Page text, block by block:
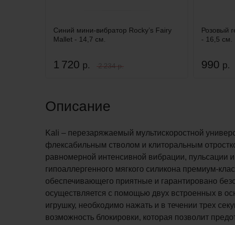
Синий мини-вибратор Rocky’s Fairy
Mallet - 14,7 см.
1 720 р. 2 234 р.
Розовый
- 16,5 см.
990 р.
Описание
Kali – перезаряжаемый мультискоростной
флексабильным стволом и клиторальным
равномерной интенсивной вибрации, пульсации
гипоаллергенного мягкого силикона премиум-
обеспечивающего приятные и гарантировано
осуществляется с помощью двух встроенных в
игрушку, необходимо нажать и в течении трех
возможность блокировки, которая позволит